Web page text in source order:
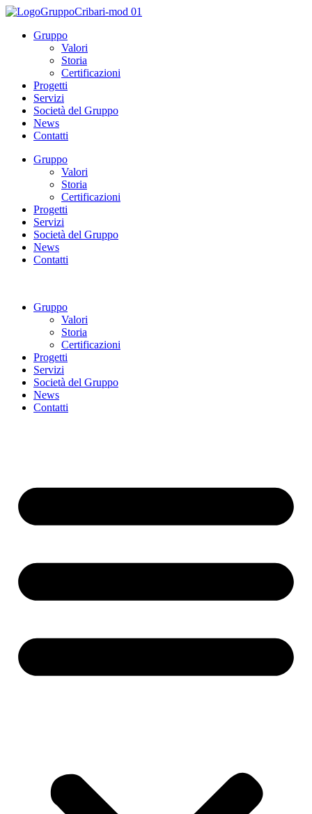
Gruppo
Valori
Storia
Certificazioni
Progetti
Servizi
Società del Gruppo
News
Contatti
Gruppo
Valori
Storia
Certificazioni
Progetti
Servizi
Società del Gruppo
News
Contatti
Gruppo
Valori
Storia
Certificazioni
Progetti
Servizi
Società del Gruppo
News
Contatti